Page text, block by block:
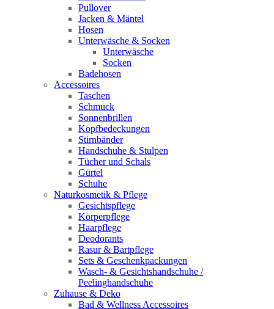
Pullover
Jacken & Mäntel
Hosen
Unterwäsche & Socken
Unterwäsche
Socken
Badehosen
Accessoires
Taschen
Schmuck
Sonnenbrillen
Kopfbedeckungen
Stirnbänder
Handschuhe & Stulpen
Tücher und Schals
Gürtel
Schuhe
Naturkosmetik & Pflege
Gesichtspflege
Körperpflege
Haarpflege
Deodorants
Rasur & Bartpflege
Sets & Geschenkpackungen
Wasch‑ & Gesichtshandschuhe /
Peelinghandschuhe
Zuhause & Deko
Bad & Wellness Accessoires